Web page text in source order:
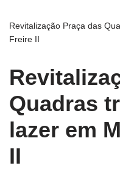
Revitalização Praça das
Freire II
Quadras
lazer em
II